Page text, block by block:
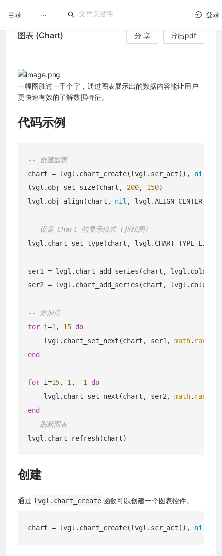
登录
目录
文档没解决？论坛发个帖！
图表 (Chart) 分 享 导出pdf
一幅图胜过一千个字，通过图表展示出的数据内容能让用户
更快速有效的了解数据特征。
代码示例
-- 创建图表
chart = lvgl.chart_create(lvgl.scr_act(), nil
lvgl.obj_set_size(chart, 200, 150)
lvgl.obj_align(chart, nil , lvgl.ALIGN_CENTER,
-- 设置 Chart 的显示模式 (折线图)
lvgl.chart_set_type(chart,
ser1 = lvgl.chart_add_series(chart,
ser2 = lvgl.chart_add_series(chart,
-- 添加点
for i=1 , 15 do
    lvgl.chart_set_next(chart, ser1,
math. random
end
for i=15, 1 , -1
do
    lvgl.chart_set_next(chart, ser2,
math. random
end
-- 刷新图表
创建
通过 lvgl.chart_create 函数可以创建一个图表控件。
chart = lvgl.chart_create(lvgl.scr_act(), nil